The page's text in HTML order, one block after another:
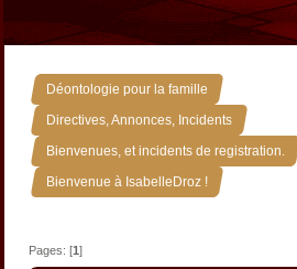
Déontologie pour la famille »
Directives, Annonces, Incidents »
Bienvenues, et incidents de registration.
Bienvenue à IsabelleDroz !
Pages: [1]